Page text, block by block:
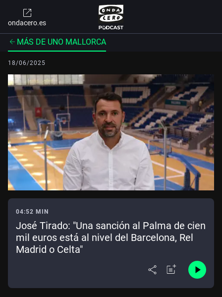
ondacero.es
MÁS DE UNO MALLORCA
18/06/2025
04:52 MIN
José Tirado: "Una sanción al Palma de cien
mil euros está al nivel del Barcelona, Rel
Madrid o Celta"